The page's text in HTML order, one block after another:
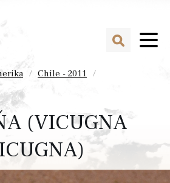
Chile - 2011
(VICUGNA